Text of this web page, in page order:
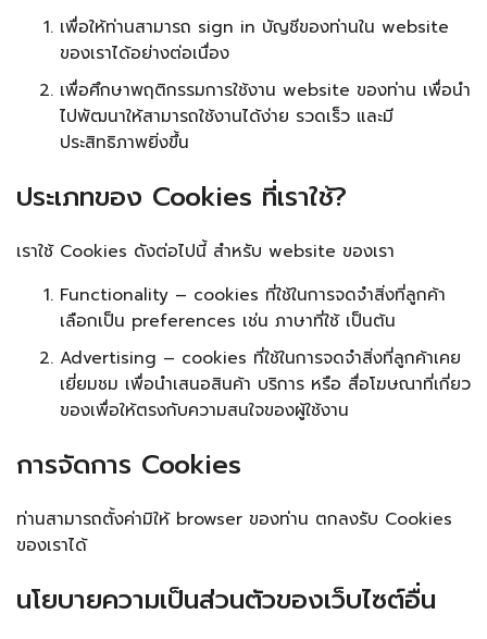
เพื่อให้ท่านสามารถ sign in บัญชีของท่านใน website
ของเราได้อย่างต่อเนื่อง
เพื่อศึกษาพฤติกรรมการใช้งาน website ของท่าน เพื่อนำ
ไปพัฒนาให้สามารถใช้งานได้ง่าย รวดเร็ว และมี
ประสิทธิภาพยิ่งขึ้น
ประเภทของ Cookies ที่เราใช้?
เราใช้ Cookies ดังต่อไปนี้ สำหรับ website ของเรา
Functionality – cookies ที่ใช้ในการจดจำสิ่งที่ลูกค้า
เลือกเป็น preferences เช่น ภาษาที่ใช้ เป็นต้น
Advertising – cookies ที่ใช้ในการจดจำสิ่งที่ลูกค้าเคย
เยี่ยมชม เพื่อนำเสนอสินค้า บริการ หรือ สื่อโฆษณาที่เกี่ยว
ของเพื่อให้ตรงกับความสนใจของผู้ใช้งาน
การจัดการ Cookies
ท่านสามารถตั้งค่ามิให้ browser ของท่าน ตกลงรับ Cookies
ของเราได้
นโยบายความเป็นส่วนตัวของเว็บไซต์อื่น